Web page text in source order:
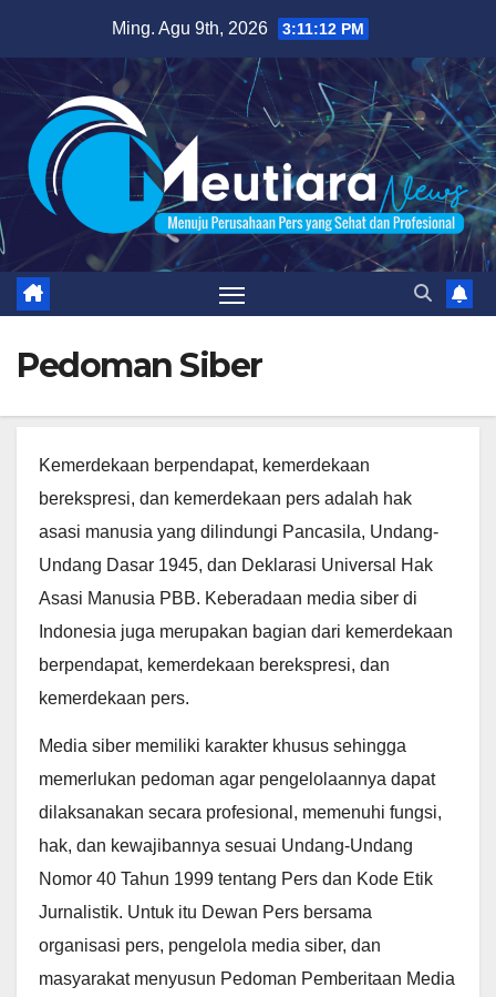
content
Ming. Agu 9th, 2026 3:11:13 PM
Pedoman Siber
Kemerdekaan berpendapat, kemerdekaan
berekspresi, dan kemerdekaan pers adalah hak
asasi manusia yang dilindungi Pancasila, Undang-
Undang Dasar 1945, dan Deklarasi Universal Hak
Asasi Manusia PBB. Keberadaan media siber di
Indonesia juga merupakan bagian dari kemerdekaan
berpendapat, kemerdekaan berekspresi, dan
kemerdekaan pers.
Media siber memiliki karakter khusus sehingga
memerlukan pedoman agar pengelolaannya dapat
dilaksanakan secara profesional, memenuhi fungsi,
hak, dan kewajibannya sesuai Undang-Undang
Nomor 40 Tahun 1999 tentang Pers dan Kode Etik
Jurnalistik. Untuk itu Dewan Pers bersama
organisasi pers, pengelola media siber, dan
masyarakat menyusun Pedoman Pemberitaan Media